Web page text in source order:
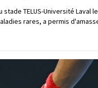
stade TELUS-Université Laval
rares, a permis